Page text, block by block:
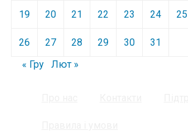
19 20 21 22 23 24 25
26 27 28 29 30
31
« Гру
Лют »